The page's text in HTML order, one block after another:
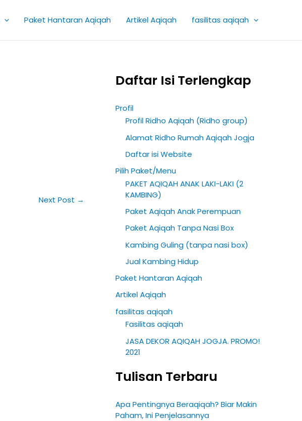
Paket Hantaran Aqiqah Artikel Aqiqah fasilitas aqiqah
Next Post →
Daftar Isi Terlengkap
Profil
Profil Ridho Aqiqah (Ridho group)
Alamat Ridho Rumah Aqiqah Jogja
Daftar isi Website
Pilih Paket/Menu
PAKET AQIQAH ANAK LAKI-LAKI (2
KAMBING)
Paket Aqiqah Anak Perempuan
Paket Aqiqah Tanpa Nasi Box
Kambing Guling (tanpa nasi box)
Jual Kambing Hidup
Paket Hantaran Aqiqah
Artikel Aqiqah
fasilitas aqiqah
Fasilitas aqiqah
JASA DEKOR AQIQAH JOGJA. PROMO!
2021
Tulisan Terbaru
Apa Pentingnya Beraqiqah? Biar Makin
Paham, Ini Penjelasannya
o
i
i